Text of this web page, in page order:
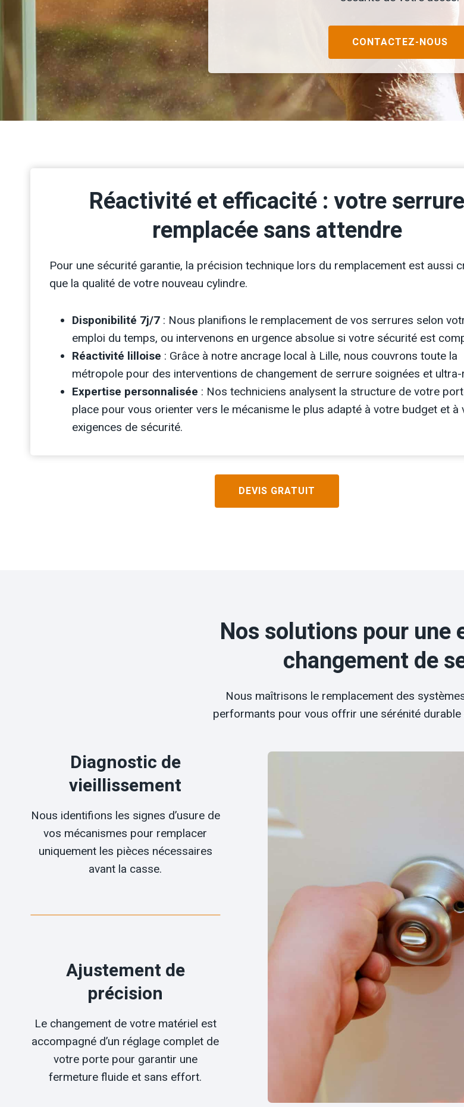
CONTACTEZ-NOUS
Réactivité et efficacité : votre serrure
remplacée sans attendre
Pour une sécurité garantie, la précision technique lors du remplacement est aussi
que la qualité de votre nouveau cylindre.
Disponibilité 7j/7 : Nous planifions le remplacement de vos serrures selon
emploi du temps, ou intervenons en urgence absolue si votre sécurité est
Réactivité lilloise : Grâce à notre ancrage local à Lille, nous couvrons toute la
métropole pour des interventions de changement de serrure soignées et
Expertise personnalisée : Nos techniciens analysent la structure de votre
place pour vous orienter vers le mécanisme le plus adapté à votre budget et à
exigences de sécurité.
DEVIS GRATUIT
Nos solutions pour une
changement de
Nous maîtrisons le remplacement des
performants pour vous offrir une sérénité
Diagnostic de
vieillissement
Nous identifions les signes d’usure de
vos mécanismes pour remplacer
uniquement les pièces nécessaires
avant la casse.
Ajustement de
précision
Le changement de votre matériel est
accompagné d’un réglage complet de
votre porte pour garantir une
fermeture fluide et sans effort.